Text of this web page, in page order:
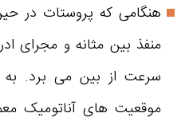
هنگامی که پروستات در
منفذ بین مثانه و مجرای
سرعت از بین می برد.
موقعیت های آناتومیک